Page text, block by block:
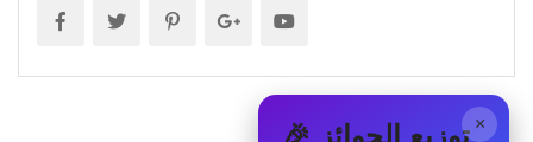
× 🎉 توزيع الجوائز